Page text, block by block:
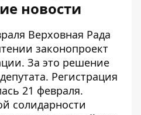
новости
Верховная Рада
законопроект
За это решение
Регистрация
21 февраля.
солидарности